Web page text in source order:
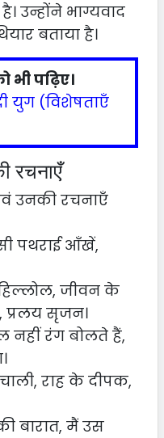
उन्होंने भाग्यवाद
बताया है।
भी पढ़िए।
युग (विशेषताएँ
रचनाएँ
उनकी रचनाएँ
पथराई आँखें,
जीवन के
प्रलय सृजन।
नहीं रंग बोलते हैं,
राह के दीपक,
बारात, मैं उस